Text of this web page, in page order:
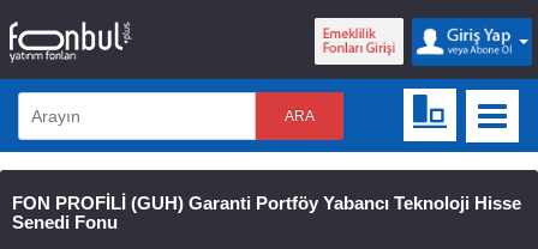
ARA
FON PROFİLİ (GUH) Garanti Portföy Yabancı Teknoloji Hisse
Senedi Fonu